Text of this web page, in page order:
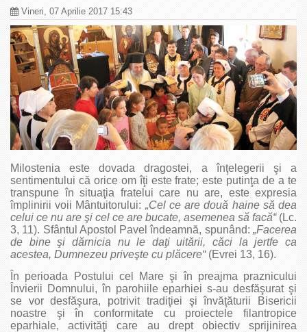
Vineri, 07 Aprilie 2017 15:43
Milostenia este dovada dragostei, a înţelegerii şi a
sentimentului că orice om îţi este frate; este putinţa de a te
transpune în situaţia fratelui care nu are, este expresia
împlinirii voii Mântuitorului: „Cel ce are două haine să dea
celui ce nu are şi cel ce are bucate, asemenea să facă“(Lc.
3, 11). Sfântul Apostol Pavel îndeamnă, spunând: „Facerea
de bine şi dărnicia nu le daţi uitării, căci la jertfe ca
acestea, Dumnezeu priveşte cu plăcere“(Evrei 13, 16).
În perioada Postului cel Mare şi în preajma praznicului
Învierii Domnului, în parohiile eparhiei s‑au desfăşurat şi
se vor desfăşura, potrivit tradiţiei şi învăţăturii Bisericii
noastre şi în conformitate cu proiectele filantropice
eparhiale, activităţi care au drept obiectiv sprijinirea